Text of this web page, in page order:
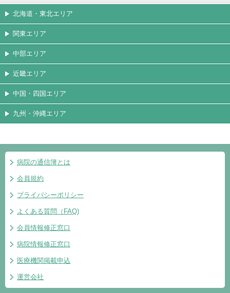
北海道・東北エリア
関東エリア
中部エリア
近畿エリア
中国・四国エリア
九州・沖縄エリア
病院の通信簿とは
会員規約
プライバシーポリシー
よくある質問（FAQ)
会員情報修正窓口
病院情報修正窓口
医療機関掲載申込
運営会社